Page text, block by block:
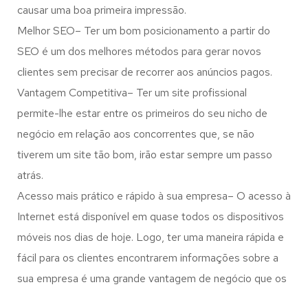
causar uma boa primeira impressão.
Melhor SEO– Ter um bom posicionamento a partir do
SEO é um dos melhores métodos para gerar novos
clientes sem precisar de recorrer aos anúncios pagos.
Vantagem Competitiva– Ter um site profissional
permite-lhe estar entre os primeiros do seu nicho de
negócio em relação aos concorrentes que, se não
tiverem um site tão bom, irão estar sempre um passo
atrás.
Acesso mais prático e rápido à sua empresa– O acesso à
Internet está disponível em quase todos os dispositivos
móveis nos dias de hoje. Logo, ter uma maneira rápida e
fácil para os clientes encontrarem informações sobre a
sua empresa é uma grande vantagem de negócio que os